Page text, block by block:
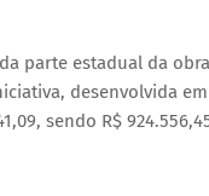
parte estadual da
desenvolvida em
sendo R$